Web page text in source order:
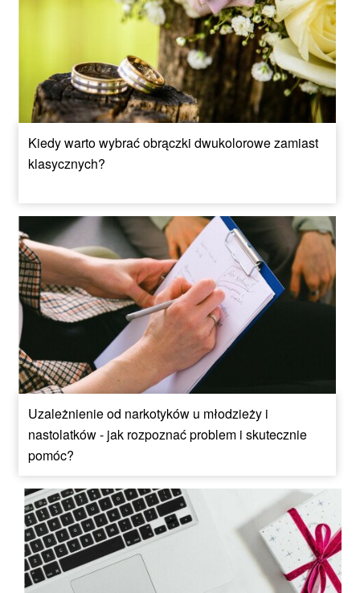
Kiedy warto wybrać obrączki dwukolorowe zamiast
klasycznych?
Uzależnienie od narkotyków u młodzieży i
nastolatków - jak rozpoznać problem i skutecznie
pomóc?